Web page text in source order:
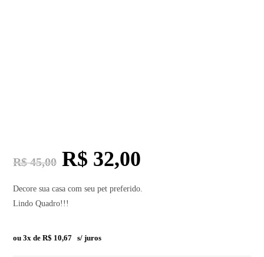
R$45,00 R$ 32,00
Decore sua casa com seu pet preferido.
Lindo Quadro!!!
ou 3x deR$ 10,67 s/ juros